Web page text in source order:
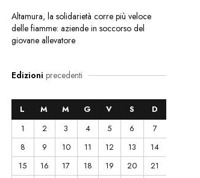
Altamura, la solidarietà corre più veloce
delle fiamme: aziende in soccorso del
giovane allevatore
Edizioni precedenti
L M M G V S
D
1
2 3 4 5 6
7
8
9 10 11 12 13
14
15
16 17 18 19 20
21